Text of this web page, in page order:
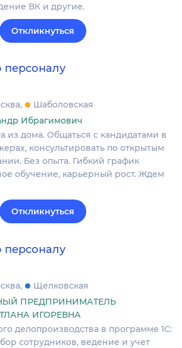
ВК и другие.
Откликнуться
Шаболовская
Ибрагимович
из дома. Общаться с кандидатами в
консультировать по открытым
Без опыта. Гибкий график
обучение, карьерный рост. Ждем
Откликнуться
Щелковская
ПРЕДПРИНИМАТЕЛЬ
ИГОРЕВНА
делопроизводства в программе 1С:
сотрудников, ведение и учет